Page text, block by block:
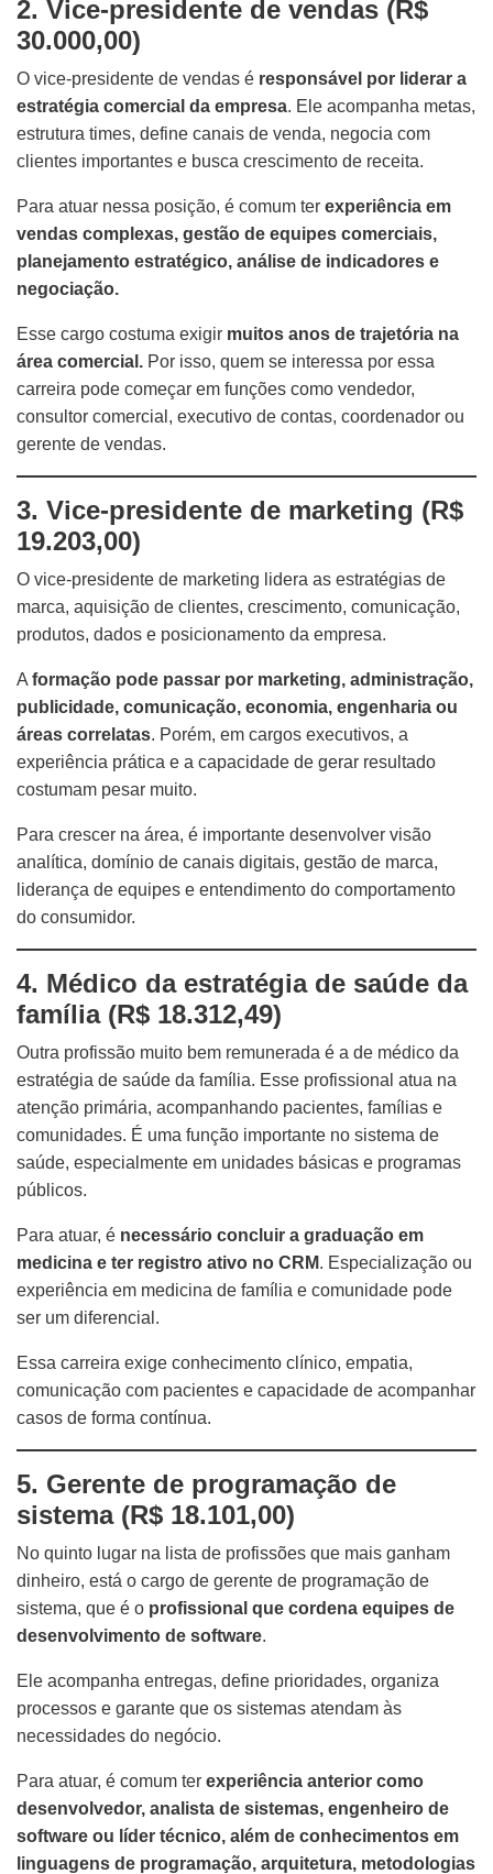
2. Vice-presidente de vendas (R$
30.000,00)
O vice-presidente de vendas é responsável por liderar a
estratégia comercial da empresa. Ele acompanha metas,
estrutura times, define canais de venda, negocia com
clientes importantes e busca crescimento de receita.
Para atuar nessa posição, é comum ter experiência em
vendas complexas, gestão de equipes comerciais,
planejamento estratégico, análise de indicadores e
negociação.
Esse cargo costuma exigir muitos anos de trajetória na
área comercial. Por isso, quem se interessa por essa
carreira pode começar em funções como vendedor,
consultor comercial, executivo de contas, coordenador ou
gerente de vendas.
3. Vice-presidente de marketing (R$
19.203,00)
O vice-presidente de marketing lidera as estratégias de
marca, aquisição de clientes, crescimento, comunicação,
produtos, dados e posicionamento da empresa.
A formação pode passar por marketing, administração,
publicidade, comunicação, economia, engenharia ou
áreas correlatas. Porém, em cargos executivos, a
experiência prática e a capacidade de gerar resultado
costumam pesar muito.
Para crescer na área, é importante desenvolver visão
analítica, domínio de canais digitais, gestão de marca,
liderança de equipes e entendimento do comportamento
do consumidor.
4. Médico da estratégia de saúde da
família (R$ 18.312,49)
Outra profissão muito bem remunerada é a de médico da
estratégia de saúde da família. Esse profissional atua na
atenção primária, acompanhando pacientes, famílias e
comunidades. É uma função importante no sistema de
saúde, especialmente em unidades básicas e programas
públicos.
Para atuar, é necessário concluir a graduação em
medicina e ter registro ativo no CRM. Especialização ou
experiência em medicina de família e comunidade pode
ser um diferencial.
Essa carreira exige conhecimento clínico, empatia,
comunicação com pacientes e capacidade de acompanhar
casos de forma contínua.
5. Gerente de programação de
sistema (R$ 18.101,00)
No quinto lugar na lista de profissões que mais ganham
dinheiro, está o cargo de gerente de programação de
sistema, que é o profissional que cordena equipes de
desenvolvimento de software.
Ele acompanha entregas, define prioridades, organiza
processos e garante que os sistemas atendam às
necessidades do negócio.
Para atuar, é comum ter experiência anterior como
desenvolvedor, analista de sistemas, engenheiro de
software ou líder técnico, além de conhecimentos em
linguagens de programação, arquitetura, metodologias